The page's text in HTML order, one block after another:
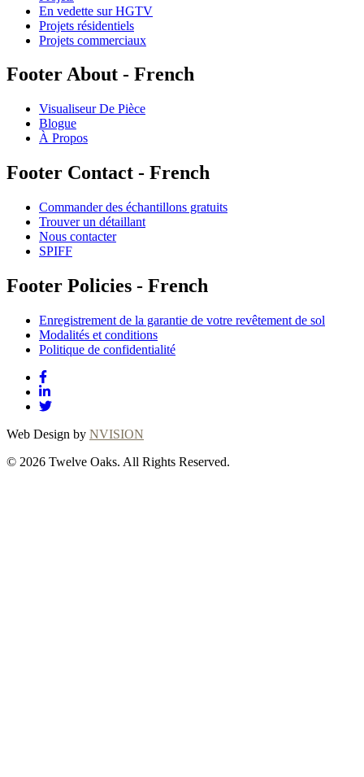
En vedette sur HGTV
Projets résidentiels
Projets commerciaux
Footer About - French
Visualiseur De Pièce
Blogue
À Propos
Footer Contact - French
Commander des échantillons gratuits
Trouver un détaillant
Nous contacter
SPIFF
Footer Policies - French
Enregistrement de la garantie de votre revêtement de sol
Modalités et conditions
Politique de confidentialité
Web Design by NVISION
© 2026 Twelve Oaks. All Rights Reserved.